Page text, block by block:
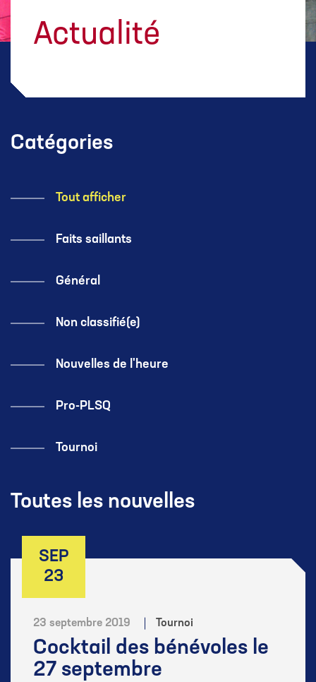
Actualité
Catégories
Tout afficher
Faits saillants
Général
Non classifié(e)
Nouvelles de l'heure
Pro-PLSQ
Tournoi
Toutes les nouvelles
SEP
23
23 septembre 2019 Tournoi
Cocktail des bénévoles le
27 septembre